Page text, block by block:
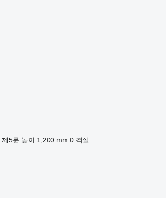
제5륜 높이 1,200 mm 0 격실